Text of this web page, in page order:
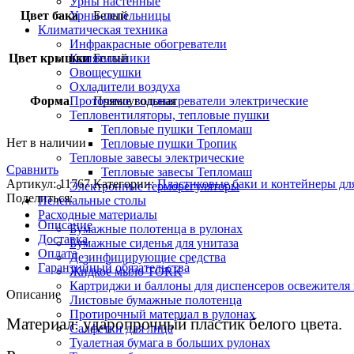
Урны-пепельницы
Климатическая техника
Инфракрасные обогреватели
Кипятильники
Овощесушки
Охладители воздуха
Проточные водонагреватели электрические
Тепловентиляторы, тепловые пушки
Тепловые пушки Тепломаш
Тепловые пушки Тропик
Тепловые завесы электрические
Тепловые завесы Тепломаш
Электронные терморегуляторы
Пеленальные столы
Расходные материалы
Бумажные полотенца в рулонах
Бумажные сиденья для унитаза
Дезинфицирующие средства
Жидкое мыло TORK
Картриджи и баллоны для диспенсеров освежителя
Листовые бумажные полотенца
Протирочный материал в рулонах
Салфетки для лица
Туалетная бумага в больших рулонах
Цвет бака Белый
Цвет крышки Белый
Форма Прямоугольная
Нет в наличии
Сравнить
Артикул:11767Категории: Пластиковые баки и контейнеры
Поделиться:
Описание
Доставка
Оплата
Гарантийный обязательства
Описание
Материал: ударопрочный пластик белого цвета.